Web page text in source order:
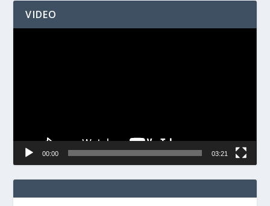
VIDEO
00:00 03:21